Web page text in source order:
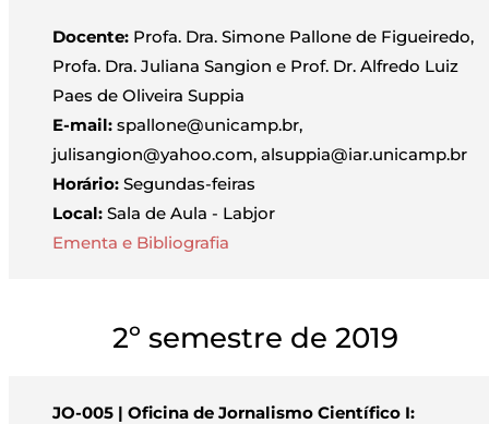
Docente: Profa. Dra. Simone Pallone de Figueiredo,
Profa. Dra. Juliana Sangion e Prof. Dr. Alfredo Luiz
Paes de Oliveira Suppia
E-mail: spallone@unicamp.br,
julisangion@yahoo.com, alsuppia@iar.unicamp.br
Horário: Segundas-feiras
Local: Sala de Aula - Labjor
Ementa e Bibliografia
2º semestre de 2019
JO-005 | Oficina de Jornalismo Científico I: